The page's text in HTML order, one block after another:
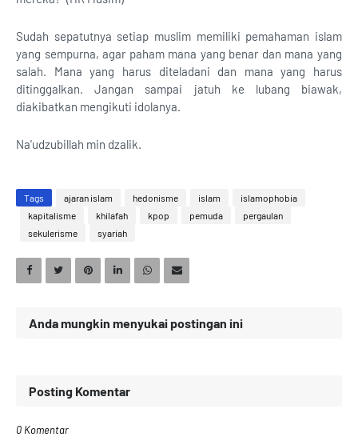
Sudah sepatutnya setiap muslim memiliki pemahaman islam
yang sempurna, agar paham mana yang benar dan mana yang
salah. Mana yang harus diteladani dan mana yang harus
ditinggalkan. Jangan sampai jatuh ke lubang biawak,
diakibatkan mengikuti idolanya.
Na'udzubillah min dzalik.
Tags ajaran islam hedonisme islam
islamophobia
kapitalisme
khilafah kpop pemuda
pergaulan
sekulerisme
syariah
Anda mungkin menyukai postingan ini
Posting Komentar
0 Komentar